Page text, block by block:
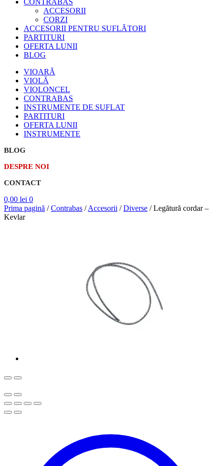
CONTRABAS
ACCESORII
CORZI
ACCESORII PENTRU SUFLĂTORI
PARTITURI
OFERTA LUNII
BLOG
VIOARĂ
VIOLĂ
VIOLONCEL
CONTRABAS
INSTRUMENTE DE SUFLAT
PARTITURI
OFERTA LUNII
INSTRUMENTE
BLOG
DESPRE NOI
CONTACT
0,00 lei 0
Prima pagină /Contrabas /Accesorii /Diverse /Legătură cordar –
Kevlar